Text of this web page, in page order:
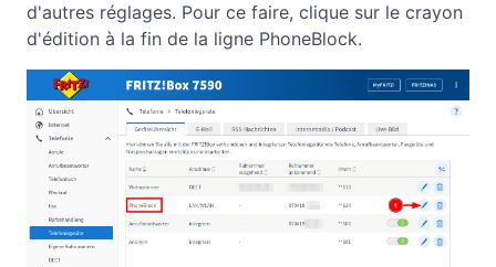
d'autres réglages. Pour ce faire, clique sur le crayon
d'édition à la fin de la ligne PhoneBlock.